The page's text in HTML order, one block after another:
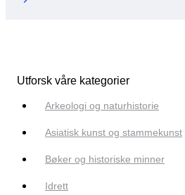
Utforsk våre kategorier
Arkeologi og naturhistorie
Asiatisk kunst og stammekunst
Bøker og historiske minner
Idrett